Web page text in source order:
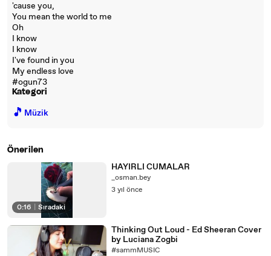
'cause you,
You mean the world to me
Oh
I know
I know
I've found in you
My endless love
#ogun73
Kategori
🎵 Müzik
Önerilen
0:16 Sıradaki
HAYIRLI CUMALAR
_osman.bey
3 yıl önce
Thinking Out Loud - Ed Sheeran Cover
by Luciana Zogbi
#sammMUSIC